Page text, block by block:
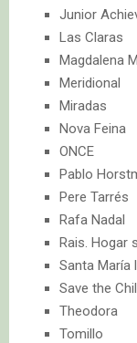
Junior
Las Claras
Magdalena
Meridional
Miradas
Nova Feina
ONCE
Pablo
Pere Tarrés
Rafa Nadal
Rais. Hogar
Santa María
Save the
Theodora
Tomillo